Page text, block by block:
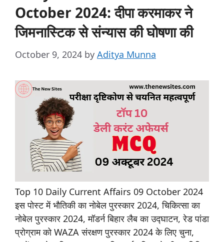
October 2024: दीपा करमाकर ने
जिमनास्टिक से संन्यास की घोषणा की
October 9, 2024 by Aditya Munna
Top 10 Daily Current Affairs 09 October 2024
इस पोस्ट में भौतिकी का नोबेल पुरस्कार 2024, चिकित्सा का
नोबेल पुरस्कार 2024, मॉडर्न बिहार लैब का उद्घाटन, रेड पांडा
प्रोग्राम को WAZA संरक्षण पुरस्कार 2024 के लिए चुना,